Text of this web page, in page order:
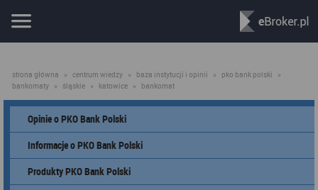
strona główna » centrum wiedzy » baza instytucji i opinii » pko bank polski
»
bankomaty » śląskie » katowice » bankomat
Opinie o PKO Bank Polski
Informacje o PKO Bank Polski
Produkty PKO Bank Polski